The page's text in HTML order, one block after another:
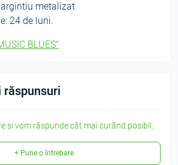
argintiu metalizat
24 de luni.
BLUES"
și vom răspunde cât mai curând posibil.
+ Pune o întrebare